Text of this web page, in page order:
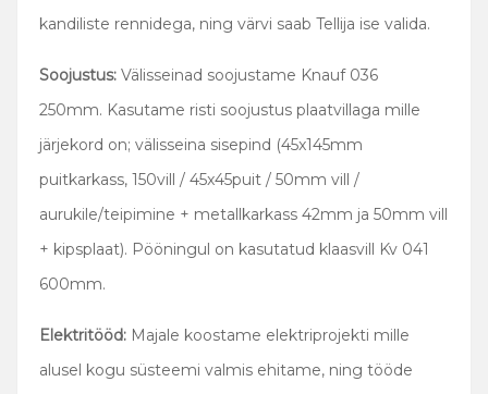
kandiliste rennidega, ning värvi saab Tellija ise valida.
Soojustus: Välisseinad soojustame Knauf 036
250mm. Kasutame risti soojustus plaatvillaga mille
järjekord on; välisseina sisepind (45x145mm
puitkarkass, 150vill / 45x45puit / 50mm vill /
aurukile/teipimine + metallkarkass 42mm ja 50mm vill
+ kipsplaat). Pööningul on kasutatud klaasvill Kv 041
600mm.
Elektritööd: Majale koostame elektriprojekti mille
alusel kogu süsteemi valmis ehitame, ning tööde